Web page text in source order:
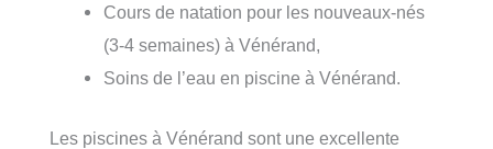
Cours de natation pour les nouveaux-nés
(3-4 semaines) à Vénérand,
Soins de l’eau en piscine à Vénérand.
Les piscines à Vénérand sont une excellente